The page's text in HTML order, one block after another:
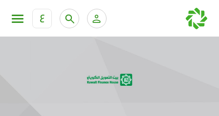
ع
KFH Online Corporate Banking Services